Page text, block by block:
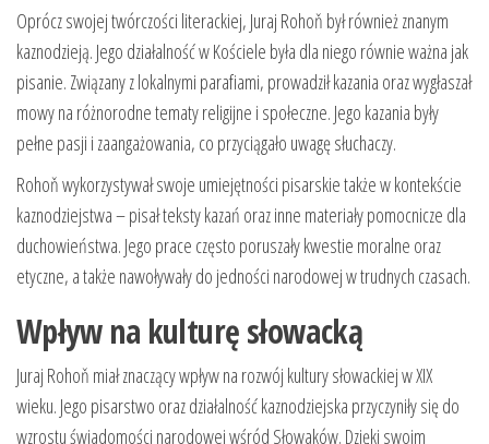
Oprócz swojej twórczości literackiej, Juraj Rohoň był również znanym
kaznodzieją. Jego działalność w Kościele była dla niego równie ważna jak
pisanie. Związany z lokalnymi parafiami, prowadził kazania oraz wygłaszał
mowy na różnorodne tematy religijne i społeczne. Jego kazania były
pełne pasji i zaangażowania, co przyciągało uwagę słuchaczy.
Rohoň wykorzystywał swoje umiejętności pisarskie także w kontekście
kaznodziejstwa – pisał teksty kazań oraz inne materiały pomocnicze dla
duchowieństwa. Jego prace często poruszały kwestie moralne oraz
etyczne, a także nawoływały do jedności narodowej w trudnych czasach.
Wpływ na kulturę słowacką
Juraj Rohoň miał znaczący wpływ na rozwój kultury słowackiej w XIX
wieku. Jego pisarstwo oraz działalność kaznodziejska przyczyniły się do
wzrostu świadomości narodowej wśród Słowaków. Dzięki swoim